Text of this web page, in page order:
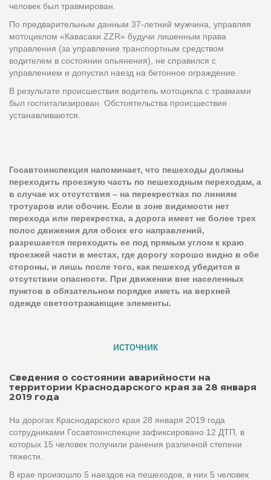
человек был травмирован.
По предварительным данным 37-летний мужчина, управляя
мотоциклом «Кавасаки ZZR» будучи лишенным права
управления (за управление транспортным средством
водителем в состоянии опьянения), не справился с
управлением и допустил наезд на бетонное ограждение.
В результате происшествия водитель мотоцикла с травмами
был госпитализирован. Обстоятельства происшествия
устанавливаются.
Госавтоинспекция напоминает, что пешеходы должны
переходить проезжую часть по пешеходным переходам, а
в случае их отсутствия – на перекрестках по линиям
тротуаров или обочин. Если в зоне видимости нет
перехода или перекрестка, а дорога имеет не более трех
полос движения для обоих его направлений,
разрешается переходить ее под прямым углом к краю
проезжей части в местах, где дорогу хорошо видно в обе
стороны, и лишь после того, как пешеход убедится в
отсутствии опасности. При движении вне населенных
пунктов в обязательном порядке иметь на верхней
одежде светоотражающие элементы.
источник
Сведения о состоянии аварийности на
территории Краснодарского края за 28 января
2019 года
На дорогах Краснодарского края 28 января 2019 года
сотрудниками Госавтоинспекции зафиксировано 12 ДТП, в
которых 15 человек получили ранения различной степени
тяжести.
В крае произошло 5 наездов на пешеходов, в них 5 человек